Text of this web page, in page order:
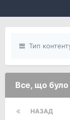
Тип
Все, що було
НАЗАД